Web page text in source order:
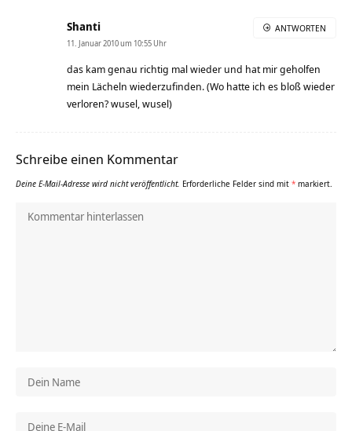
Shanti
11. Januar 2010 um 10:55 Uhr
das kam genau richtig mal wieder und hat mir geholfen
mein Lächeln wiederzufinden. (Wo hatte ich es bloß wieder
verloren? wusel, wusel)
ANTWORTEN
Schreibe einen Kommentar
Deine E-Mail-Adresse wird nicht veröffentlicht. Erforderliche Felder sind mit * markiert.